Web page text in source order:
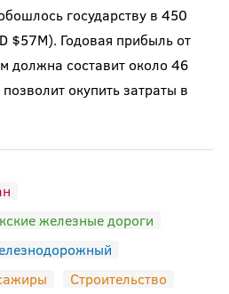
государству в 450
$57M). Годовая прибыль от
должна составит около 46
окупить затраты в
железные дороги
Строительство